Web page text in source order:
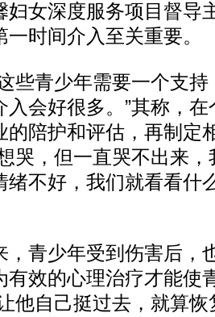
妇女深度服务项目督导
时间介入至关重要。
青少年需要一个支持
入会好很多。”其称，
的陪护和评估，再制定
哭，但一直哭不出来
绪不好，我们就看看什
青少年受到伤害后，
有效的心理治疗才能使
他自己挺过去，就算